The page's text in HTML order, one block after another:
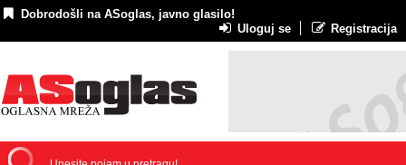
Dobrodošli na ASoglas, javno glasilo!
Uloguj se
Registracija